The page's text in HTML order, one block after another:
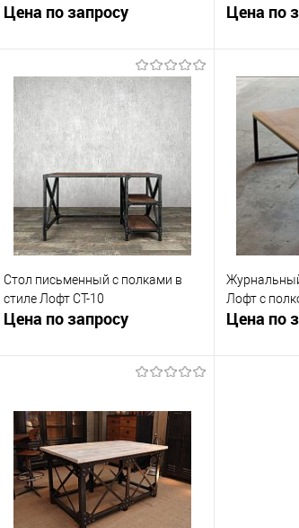
Цена по запросу
Запросить цену
Купить в 1 клик
К сравнению
В избранное
Под заказ
Цена по
Купить в
В
Стол письменный с полками в
стиле Лофт СТ-10
Цена по запросу
Купить в 1 клик
К сравнению
В избранное
Под заказ
Лофт с
Цена по